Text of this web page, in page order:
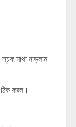
মাথা নাড়লাম
ঠিক করল।